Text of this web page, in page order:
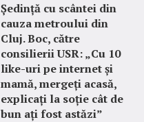
Ședință cu scântei din
cauza metroului din
Cluj. Boc, către
consilierii USR: „Cu 10
like-uri pe internet și
mamă, mergeți acasă,
explicați la soție cât de
bun ați fost astăzi”